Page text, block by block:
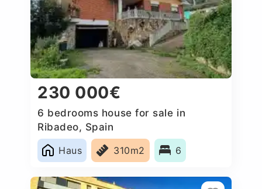
230 000€
6 bedrooms house for sale in
Ribadeo, Spain
Haus
310m2 6